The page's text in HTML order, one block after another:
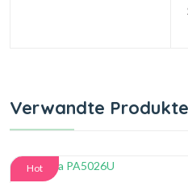
Verwandte Produkte
Hot